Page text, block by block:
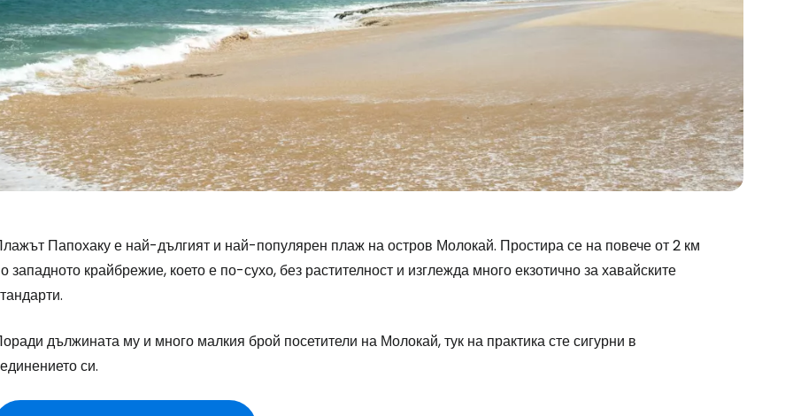
Папохаку е най-дългият и най-популярен плаж на остров Молокай. Простира се на повече от 2 км
западното крайбрежие, което е по-сухо, без растителност и изглежда много екзотично за хавайските
дължината му и много малкия брой посетители на Молокай, тук на практика сте сигурни в
си.